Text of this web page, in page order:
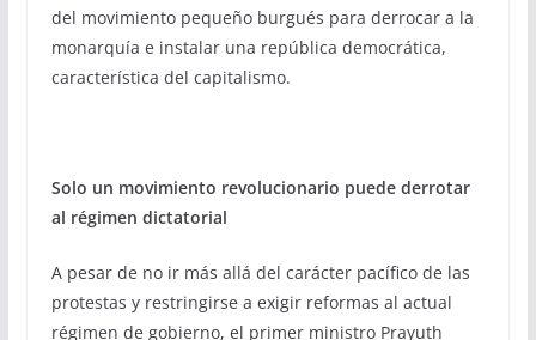
del movimiento pequeño burgués para derrocar a la
monarquía e instalar una república democrática,
característica del capitalismo.
Solo un movimiento revolucionario puede derrotar
al régimen dictatorial
A pesar de no ir más allá del carácter pacífico de las
protestas y restringirse a exigir reformas al actual
régimen de gobierno, el primer ministro Prayuth